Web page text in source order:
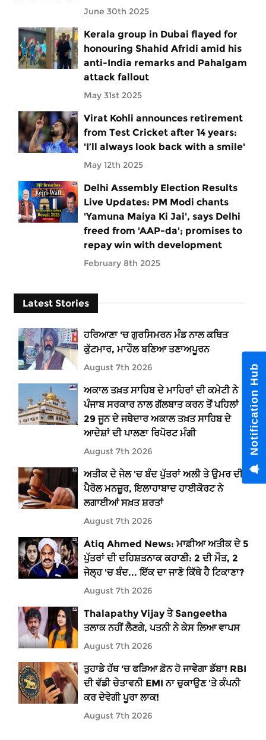
June 30th 2025
Kerala group in Dubai flayed for
honouring Shahid Afridi amid his
anti-India remarks and Pahalgam
attack fallout
May 31st 2025
Virat Kohli announces retirement
from Test Cricket after 14 years:
'I’ll always look back with a smile'
May 12th 2025
Delhi Assembly Election Results
Live Updates: PM Modi chants
'Yamuna Maiya Ki Jai', says Delhi
freed from 'AAP-da'; promises to
repay win with development
February 8th 2025
Latest Stories
ਹਰਿਆਣਾ 'ਚ ਗੁਰਸਿਮਰਨ ਮੰਡ ਨਾਲ ਕਥਿਤ
ਕੁੱਟਮਾਰ, ਮਾਹੌਲ ਬਣਿਆ ਤਣਾਅਪੂਰਨ
August 7th 2026
ਅਕਾਲ ਤਖ਼ਤ ਸਾਹਿਬ ਦੇ ਮਾਹਿਰਾਂ ਦੀ ਕਮੇਟੀ ਨੇ
ਪੰਜਾਬ ਸਰਕਾਰ ਨਾਲ ਗੱਲਬਾਤ ਕਰਨ ਤੋਂ ਪਹਿਲਾਂ
29 ਜੂਨ ਦੇ ਜਥੇਦਾਰ ਅਕਾਲ ਤਖ਼ਤ ਸਾਹਿਬ ਦੇ
ਆਦੇਸ਼ਾਂ ਦੀ ਪਾਲਣਾ ਰਿਪੋਰਟ ਮੰਗੀ
August 7th 2026
ਅਤੀਕ ਦੇ ਜੇਲ 'ਚ ਬੰਦ ਪੁੱਤਰਾਂ ਅਲੀ ਤੇ ਉਮਰ ਦੀ
ਪੈਰੋਲ ਮਨਜ਼ੂਰ, ਇਲਾਹਾਬਾਦ ਹਾਈਕੋਰਟ ਨੇ
ਲਗਾਈਆਂ ਸਖ਼ਤ ਸ਼ਰਤਾਂ
August 7th 2026
Atiq Ahmed News: ਮਾਫ਼ੀਆ ਅਤੀਕ ਦੇ 5
ਪੁੱਤਰਾਂ ਦੀ ਦਹਿਸ਼ਤਨਾਕ ਕਹਾਣੀ: 2 ਦੀ ਮੌਤ, 2
ਜੇਲ੍ਹ 'ਚ ਬੰਦ... ਇੱਕ ਦਾ ਜਾਣੋ ਕਿੱਥੇ ਹੈ ਟਿਕਾਣਾ?
August 7th 2026
Thalapathy Vijay ਤੇ Sangeetha
ਤਲਾਕ ਨਹੀਂ ਲੈਣਗੇ, ਪਤਨੀ ਨੇ ਕੇਸ ਲਿਆ ਵਾਪਸ
August 7th 2026
ਤੁਹਾਡੇ ਹੱਥ 'ਚ ਫੜਿਆ ਫ਼ੋਨ ਹੋ ਜਾਵੇਗਾ ਡੱਬਾ! RBI
ਦੀ ਵੱਡੀ ਚੇਤਾਵਨੀ EMI ਨਾ ਚੁਕਾਉਣ 'ਤੇ ਕੰਪਨੀ
ਕਰ ਦੇਵੇਗੀ ਪੂਰਾ ਲਾਕ!
August 7th 2026
Notification Hub